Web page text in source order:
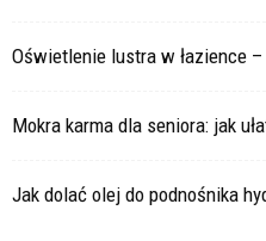
Oświetlenie lustra w łazience
Mokra karma dla seniora: jak
Jak dolać olej do podnośnika